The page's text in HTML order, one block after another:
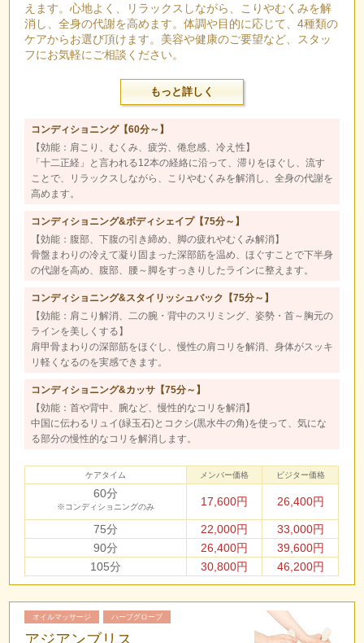
えます。心地よく、リラックスしながら、こりやむくみを解
消し、全身の代謝を高めます。体調や目的に応じて、4種類の
ケアからお選び頂けます。美容や健康のご要望など、スタッ
フにお気軽にご相談ください。
もっと詳しく
コンディショニング【60分～】
【効能：肩こり、むくみ、疲労、倦怠感、冷え性】
「十二正経」と言われる12本の経絡に沿って、滞りをほぐし、流す
ことで、リラックスしながら、こりやむくみを解消し、全身の代謝を
高めます。
コンディショニング&ボディシェイプ【75分～】
【効能：腹部、下腹の引き締め、脚の疲れやむくみ解消】
骨盤まわりの冷えて凝り固まった深部筋を温め、ほぐすことで下半身
の代謝を高め、腹部、腰～脚をすっきりしたラインに整えます。
コンディショニング&スタイリッシュバック【75分～】
【効能：肩こり解消、二の腕・背中のスリミング、姿勢・首～胸元の
ラインを美しくする】
肩甲骨まわりの深部筋をほぐし、慢性の肩コリを解消、身体がスッキ
リ軽くなるのを実感できます。
コンディショニング&カッサ【75分～】
【効能：首や背中、腕など、慢性的なコリを解消】
中国に伝わるリュイ(緑玉石)とコクシ(黒水牛の角)を使って、気にな
る部分の慢性的なコリを解消します。
ケアタイム メンバー価格 ビジター価格
60分
※コンディショニングのみ 17,600円 26,400円
75分 22,000円
33,000円
90分
26,400円
39,600円
105分
30,800円 46,200円
オイルマッサージ ハーブグローブ
アジアンブリス